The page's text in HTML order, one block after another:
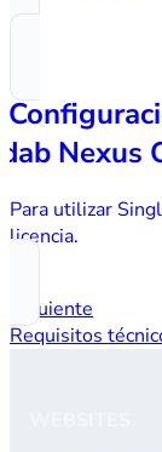
dab Nexus
Para utilizar
licencia.
Siguiente
Requisitos